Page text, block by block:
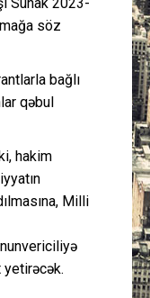
söz
bağlı
qəbul
hakim
Milli